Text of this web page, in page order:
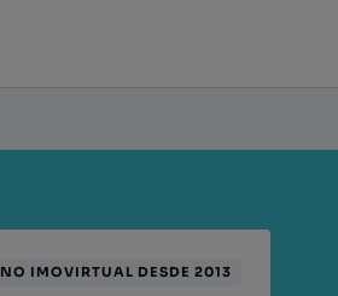
NO IMOVIRTUAL DESDE 2013